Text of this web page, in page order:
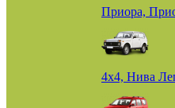
Приора,
4х4, Нива